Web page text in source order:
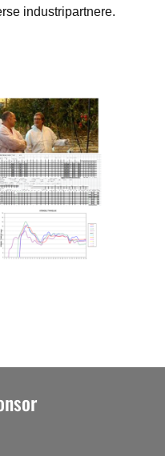
industripartnere.